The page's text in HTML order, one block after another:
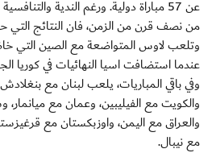
عن 57 مباراة دولية. ورغم الندية
من نصف قرن من الزمن، فان النتائج التي
وتلعب لاوس المتواضعة مع الصين التي
عندما استضافت اسيا النهائيات في كوريا
وفي باقي المباريات، يلعب لبنان مع
والكويت مع الفيليبين، وعمان مع
والعراق مع اليمن، واوزبكستان مع
مع نيبال.